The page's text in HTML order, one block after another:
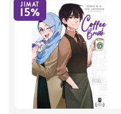
JIMAT
15%